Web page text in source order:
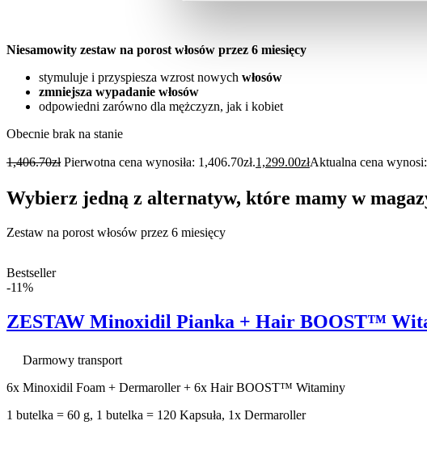
Niesamowity zestaw na porost włosów przez 6 miesięcy
stymuluje i przyspiesza wzrost nowych włosów
zmniejsza wypadanie włosów
odpowiedni zarówno dla mężczyzn, jak i kobiet
Obecnie brak na stanie
1,406.70zł Pierwotna cena wynosiła: 1,406.70zł.1,299.00złAktualna cena
Wybierz jedną z alternatyw, które mamy w
Zestaw na porost włosów przez 6 miesięcy
Bestseller
-11%
ZESTAW Minoxidil Pianka + Hair BOOST™
Darmowy transport
6x Minoxidil Foam + Dermaroller + 6x Hair BOOST™ Witaminy
1 butelka = 60 g, 1 butelka = 120 Kapsuła, 1x Dermaroller